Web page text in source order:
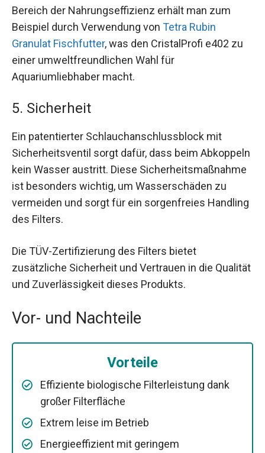
Bereich der Nahrungseffizienz erhält man zum
Beispiel durch Verwendung von Tetra Rubin
Granulat Fischfutter, was den CristalProfi e402 zu
einer umweltfreundlichen Wahl für
Aquariumliebhaber macht.
5. Sicherheit
Ein patentierter Schlauchanschlussblock mit
Sicherheitsventil sorgt dafür, dass beim Abkoppeln
kein Wasser austritt. Diese Sicherheitsmaßnahme
ist besonders wichtig, um Wasserschäden zu
vermeiden und sorgt für ein sorgenfreies Handling
des Filters.
Die TÜV-Zertifizierung des Filters bietet
zusätzliche Sicherheit und Vertrauen in die Qualität
und Zuverlässigkeit dieses Produkts.
Vor- und Nachteile
Vorteile
Effiziente biologische Filterleistung dank
großer Filterfläche
Extrem leise im Betrieb
Energieeffizient mit geringem